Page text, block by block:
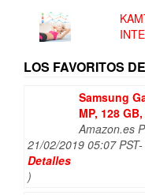
LOS FAVORITOS
Samsung
MP, 128
Amazon.es
21/02/2019 05:07 PST-
Detalles
)